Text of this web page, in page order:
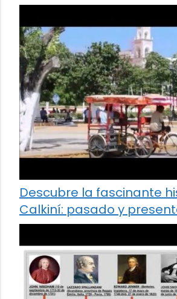
Descubre la fascinante
Calkiní: pasado y